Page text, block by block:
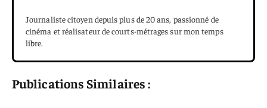
Journaliste citoyen depuis plus de 20 ans, passionné de
cinéma et réalisateur de courts-métrages sur mon temps
libre.
Publications Similaires :